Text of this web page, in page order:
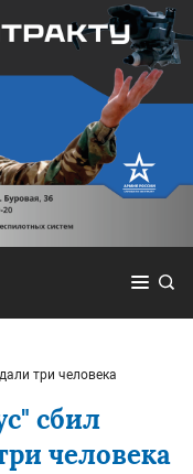
три человека
сбил
человека